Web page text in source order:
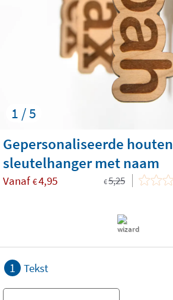
1 / 5
Gepersonaliseerde houten
sleutelhanger met naam
Vanaf €4,95 €5,25
1 Tekst